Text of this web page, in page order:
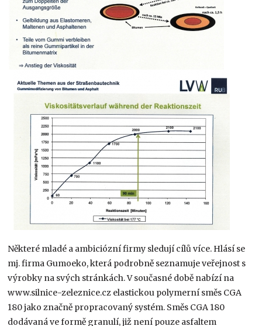
Některé mladé a ambiciózní firmy sledují cílů více. Hlásí se
mj. firma Gumoeko, která podrobně seznamuje veřejnost s
výrobky na svých stránkách. V současné době nabízí na
www.silnice-zeleznice.cz elastickou polymerní směs CGA
180 jako značně propracovaný systém. Směs CGA 180
dodávaná ve formě granulí, již není pouze asfaltem